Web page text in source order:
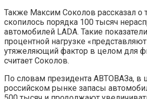
Также Максим Соколов рассказал о
скопилось порядка 100 тысяч
автомобилей LADA. Такие
процентной нагрузке
утяжеляющий фактор в целом для
считает Соколов.
По словам президента АВТОВАЗа, в
российском рынке запасы